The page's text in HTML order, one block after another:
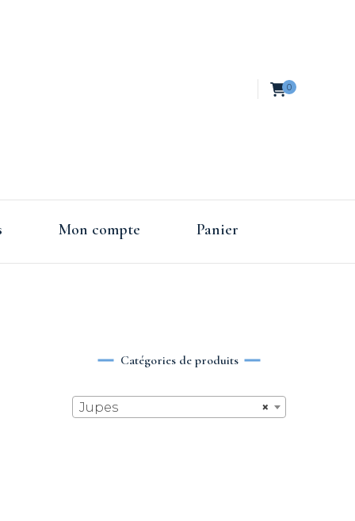
de
0
Mon compte Panier
Catégories de produits
×
Jupes